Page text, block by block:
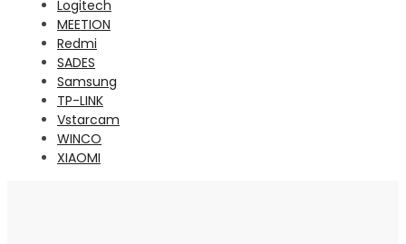
Logitech
MEETION
Redmi
SADES
Samsung
TP-LINK
Vstarcam
WINCO
XIAOMI